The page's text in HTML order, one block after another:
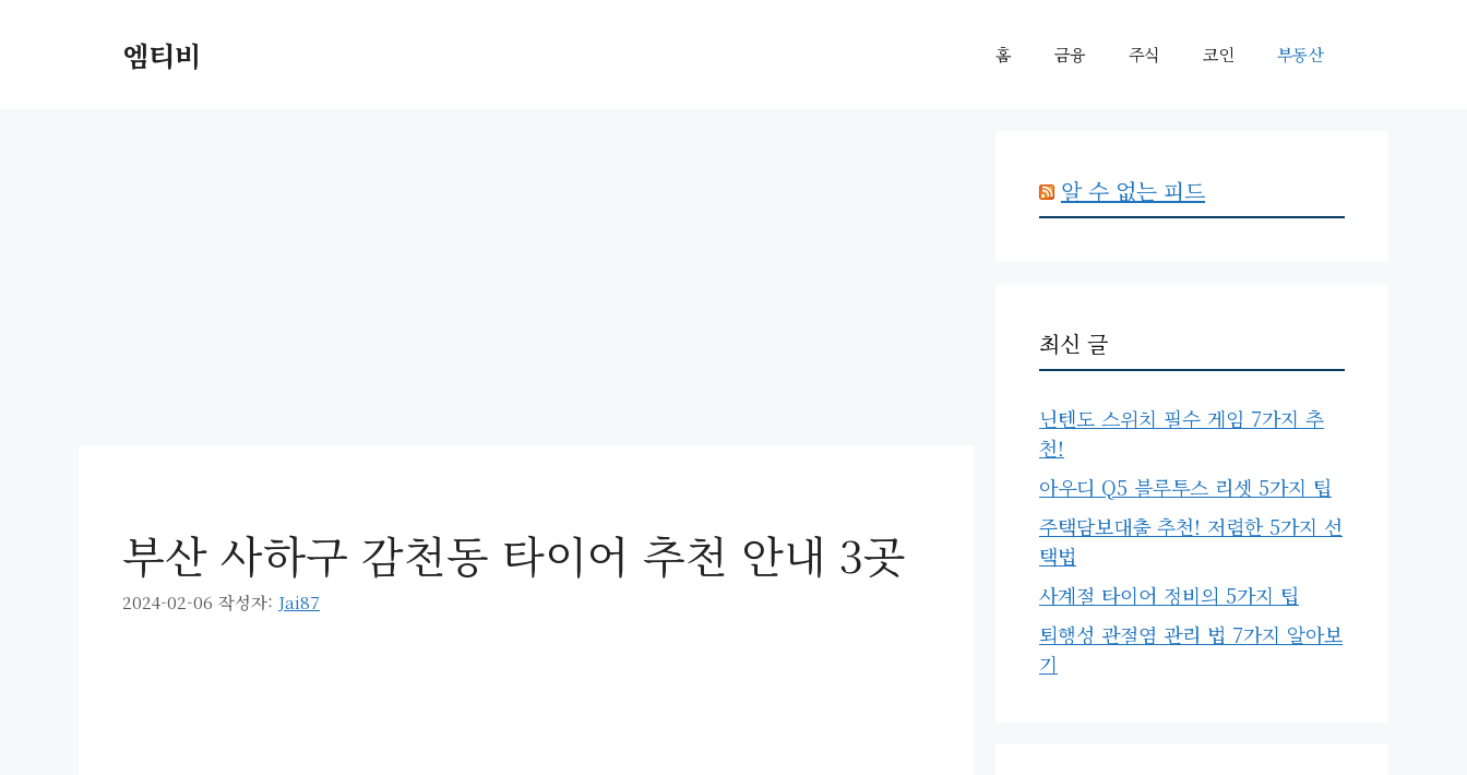
엠티비 홈 금융 주식 코인 부동산
부산 사하구 감천동 타이어 추천 안내 3곳
2024-02-06 작성자: Jai87
알 수 없는 피드
최신 글
닌텐도 스위치 필수 게임 7가지 추
천!
아우디 Q5 블루투스 리셋 5가지 팁
주택담보대출 추천! 저렴한 5가지 선
택법
사계절 타이어 정비의 5가지 팁
퇴행성 관절염 관리 법 7가지 알아보
기